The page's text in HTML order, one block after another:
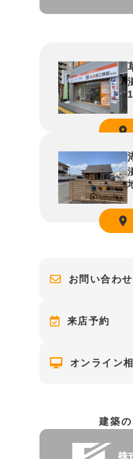
お問い合わせ
来店予約
オンライン
建築